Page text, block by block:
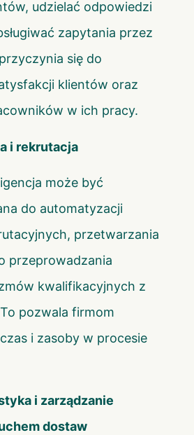
udzielać odpowiedzi
zapytania przez
się do
klientów oraz
w ich pracy.
i rekrutacja
może być
do automatyzacji
przetwarzania
przeprowadzania
kwalifikacyjnych z
pozwala firmom
i zasoby w procesie
i zarządzanie
dostaw